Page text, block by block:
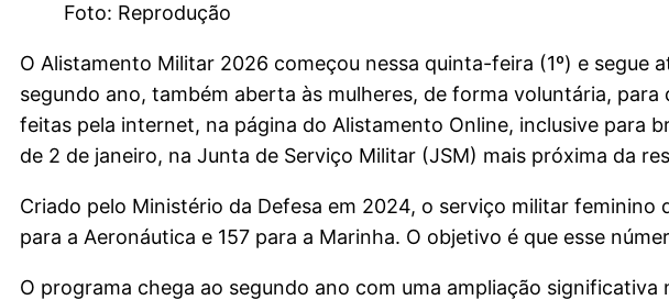
Foto: Reprodução
O Alistamento Militar 2026 começou nessa quinta-feira (1º) e segue
segundo ano, também aberta às mulheres, de forma voluntária,
feitas pela internet, na página do Alistamento Online, inclusive para
de 2 de janeiro, na Junta de Serviço Militar (JSM) mais próxima da
Criado pelo Ministério da Defesa em 2024, o serviço militar feminino
para a Aeronáutica e 157 para a Marinha. O objetivo é que esse
O programa chega ao segundo ano com uma ampliação